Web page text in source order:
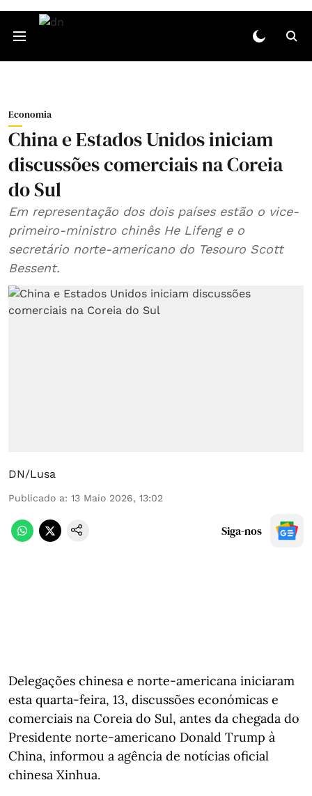
Economia
China e Estados Unidos iniciam
discussões comerciais na Coreia
do Sul
Em representação dos dois países estão o vice-
primeiro-ministro chinês He Lifeng e o
secretário norte-americano do Tesouro Scott
Bessent.
DN/Lusa
Publicado a: 13 Maio 2026, 13:02
Siga-nos
Delegações chinesa e norte-americana iniciaram
esta quarta-feira, 13, discussões económicas e
comerciais na Coreia do Sul, antes da chegada do
Presidente norte-americano Donald Trump à
China, informou a agência de notícias oficial
chinesa Xinhua.